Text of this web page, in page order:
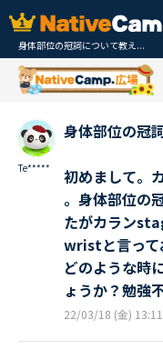
身体部位の冠詞について教え...
Te*****
身体部位の冠
初めまして。
。身体部位の
たがカラン
wristと言って
どのような時
ょうか？勉強
22/03/18 (金) 13:11